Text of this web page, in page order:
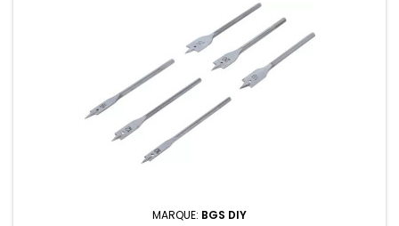
MARQUE: BGS DIY